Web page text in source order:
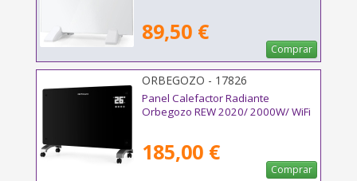
89,50 €
Comprar
ORBEGOZO - 17826
Panel Calefactor Radiante
Orbegozo REW 2020/ 2000W/ WiFi
185,00 €
Comprar